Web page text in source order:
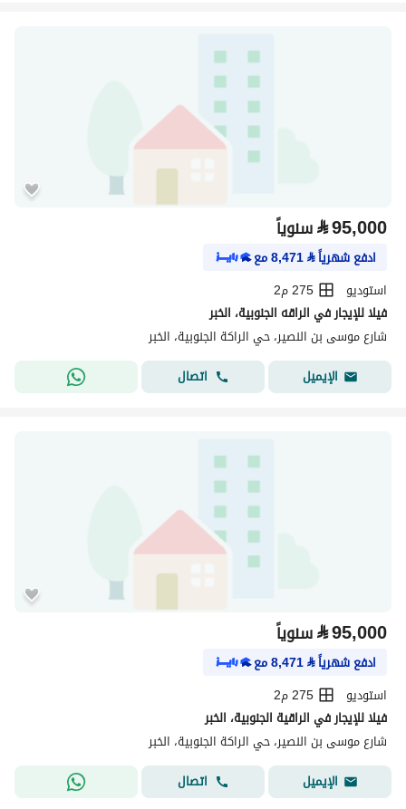
⃁95,000 سنوياً
ادفع شهرياً⃁
8,471مع
استوديو
275 م2
فيلا للإيجار في الراقه الجنوبية، الخبر
شارع موسى بن النصير، حي الراكة الجنوبية، الخبر
الإيميل
اتصال
⃁95,000 سنوياً
ادفع شهرياً⃁
8,471مع
استوديو
275 م2
فيلا للإيجار في الراقية الجنوبية، الخبر
شارع موسى بن النصير، حي الراكة الجنوبية، الخبر
الإيميل
اتصال